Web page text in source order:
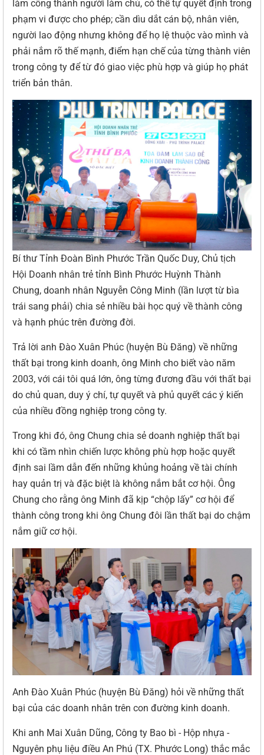
làm công thành người làm chủ, có thể tự quyết định trong
phạm vi được cho phép; cần dìu dắt cán bộ, nhân viên,
người lao động nhưng không để họ lệ thuộc vào mình và
phải nắm rõ thế mạnh, điểm hạn chế của từng thành viên
trong công ty để từ đó giao việc phù hợp và giúp họ phát
triển bản thân.
Bí thư Tỉnh Đoàn Bình Phước Trần Quốc Duy, Chủ tịch
Hội Doanh nhân trẻ tỉnh Bình Phước Huỳnh Thành
Chung, doanh nhân Nguyễn Công Minh (lần lượt từ bìa
trái sang phải) chia sẻ nhiều bài học quý về thành công
và hạnh phúc trên đường đời.
Trả lời anh Đào Xuân Phúc (huyện Bù Đăng) về những
thất bại trong kinh doanh, ông Minh cho biết vào năm
2003, với cái tôi quá lớn, ông từng đương đầu với thất bại
do chủ quan, duy ý chí, tự quyết và phủ quyết các ý kiến
của nhiều đồng nghiệp trong công ty.
Trong khi đó, ông Chung chia sẻ doanh nghiệp thất bại
khi có tầm nhìn chiến lược không phù hợp hoặc quyết
định sai lầm dẫn đến những khủng hoảng về tài chính
hay quản trị và đặc biệt là không nắm bắt cơ hội. Ông
Chung cho rằng ông Minh đã kịp “chộp lấy” cơ hội để
thành công trong khi ông Chung đôi lần thất bại do chậm
nắm giữ cơ hội.
Anh Đào Xuân Phúc (huyện Bù Đăng) hỏi về những thất
bại của các doanh nhân trên con đường kinh doanh.
Khi anh Mai Xuân Dũng, Công ty Bao bì - Hộp nhựa -
Nguyên phụ liệu điều An Phú (TX. Phước Long) thắc mắc